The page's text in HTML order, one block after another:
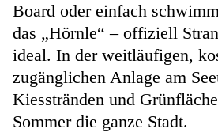
Board oder einfach
das „Hörnle“ – offiziell
ideal. In der weitläufigen,
zugänglichen Anlage am
Kiesstränden und
Sommer die ganze Stadt.